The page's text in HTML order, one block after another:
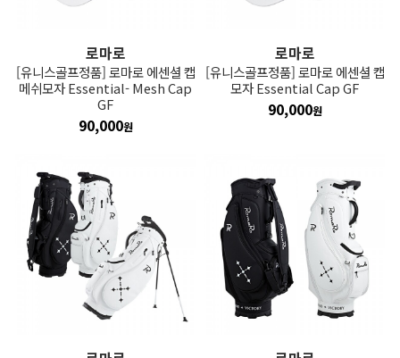
로마로
[유니스골프정품] 로마로 에센셜 캡
메쉬모자 Essential- Mesh Cap
GF
90,000원
로마로
[유니스골프정품] 로마로 에센셜 캡
모자 Essential Cap GF
90,000원